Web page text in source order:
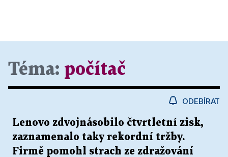
Téma: počítač
ODEBÍRAT
Lenovo zdvojnásobilo čtvrtletní zisk,
zaznamenalo taky rekordní tržby.
Firmě pomohl strach ze zdražování